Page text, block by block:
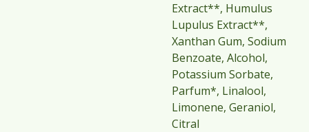
Extract**, Humulus
Lupulus Extract**,
Xanthan Gum, Sodium
Benzoate, Alcohol,
Potassium Sorbate,
Parfum*, Linalool,
Limonene, Geraniol,
Citral